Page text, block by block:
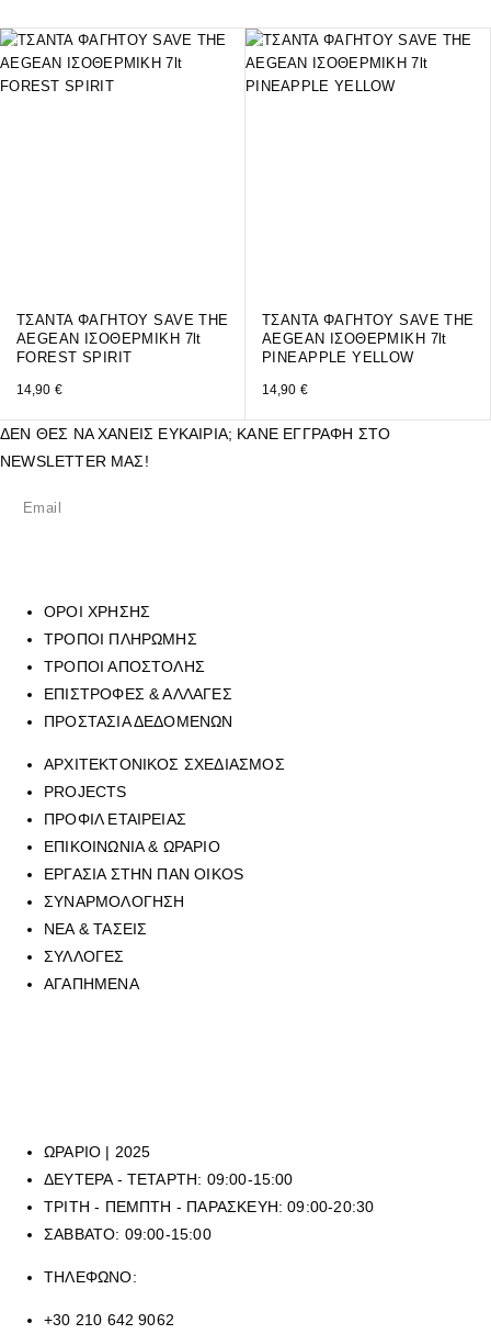
ΤΣΑΝΤΑ ΦΑΓΗΤΟΥ SAVE THE
AEGEAN ΙΣΟΘΕΡΜΙΚΗ 7lt
FOREST SPIRIT
14,90 €
ΤΣΑΝΤΑ ΦΑΓΗΤΟΥ SAVE THE
AEGEAN ΙΣΟΘΕΡΜΙΚΗ 7lt
PINEAPPLE YELLOW
14,90 €
ΔΕΝ ΘΕΣ ΝΑ ΧΑΝΕΙΣ ΕΥΚΑΙΡΙΑ; ΚΑΝΕ ΕΓΓΡΑΦΗ ΣΤΟ
NEWSLETTER ΜΑΣ!
ΟΡΟΙ ΧΡΗΣΗΣ
ΤΡΟΠΟΙ ΠΛΗΡΩΜΗΣ
ΤΡΟΠΟΙ ΑΠΟΣΤΟΛΗΣ
ΕΠΙΣΤΡΟΦΕΣ & ΑΛΛΑΓΕΣ
ΠΡΟΣΤΑΣΙΑ ΔΕΔΟΜΕΝΩΝ
ΑΡΧΙΤΕΚΤΟΝΙΚΟΣ ΣΧΕΔΙΑΣΜΟΣ
PROJECTS
ΠΡΟΦΙΛ ΕΤΑΙΡΕΙΑΣ
ΕΠΙΚΟΙΝΩΝΙΑ & ΩΡΑΡΙΟ
ΕΡΓΑΣΙΑ ΣΤΗΝ ΠΑΝ OIKOS
ΣΥΝΑΡΜΟΛΟΓΗΣΗ
ΝΕΑ & ΤΑΣΕΙΣ
ΣΥΛΛΟΓΕΣ
ΑΓΑΠΗΜΕΝΑ
ΩΡΑΡΙΟ | 2025
ΔΕΥΤΕΡΑ - ΤΕΤΑΡΤΗ: 09:00-15:00
ΤΡΙΤΗ - ΠΕΜΠΤΗ - ΠΑΡΑΣΚΕΥΗ: 09:00-20:30
ΣΑΒΒΑΤΟ: 09:00-15:00
ΤΗΛΕΦΩΝΟ:
+30 210 642 9062